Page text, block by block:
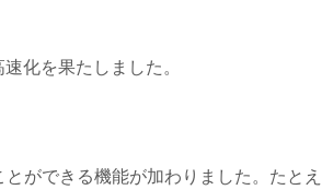
化を果たしました。
ができる機能が加わりました。たとえ